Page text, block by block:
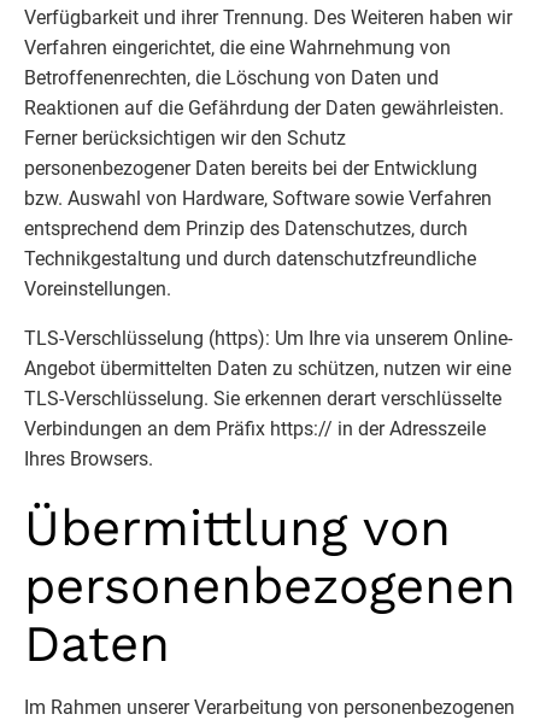
Verfügbarkeit und ihrer Trennung. Des Weiteren haben wir
Verfahren eingerichtet, die eine Wahrnehmung von
Betroffenenrechten, die Löschung von Daten und
Reaktionen auf die Gefährdung der Daten gewährleisten.
Ferner berücksichtigen wir den Schutz
personenbezogener Daten bereits bei der Entwicklung
bzw. Auswahl von Hardware, Software sowie Verfahren
entsprechend dem Prinzip des Datenschutzes, durch
Technikgestaltung und durch datenschutzfreundliche
Voreinstellungen.
TLS-Verschlüsselung (https): Um Ihre via unserem Online-
Angebot übermittelten Daten zu schützen, nutzen wir eine
TLS-Verschlüsselung. Sie erkennen derart verschlüsselte
Verbindungen an dem Präfix https:// in der Adresszeile
Ihres Browsers.
Übermittlung von
personenbezogenen
Daten
Im Rahmen unserer Verarbeitung von personenbezogenen